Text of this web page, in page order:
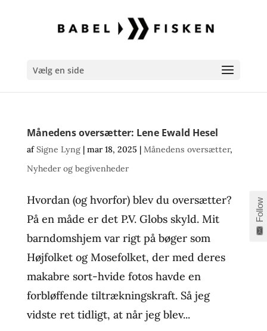
Vælg en side
Månedens oversætter: Lene Ewald Hesel
afSigne Lyng| mar 18, 2025 | Månedens oversætter,
Nyheder og begivenheder
Hvordan (og hvorfor) blev du oversætter?
På en måde er det P.V. Globs skyld. Mit
barndomshjem var rigt på bøger som
Højfolket og Mosefolket, der med deres
makabre sort-hvide fotos havde en
forbløffende tiltrækningskraft. Så jeg
vidste ret tidligt, at når jeg blev...
Follow